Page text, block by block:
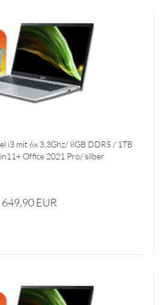
i3 mit 6x 3,3Ghz/ 8GB DDR5 / 1TB
Office 2021 Pro/ silber
649,90 EUR